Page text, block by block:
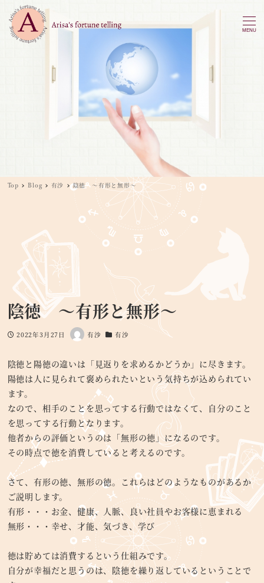
MENU
Top Blog 有沙 陰徳 ～有形と無形～
陰徳 ～有形と無形～
投稿日
2022年3月27日
著
有沙
カテゴリー
有沙
陰徳と陽徳の違いは「見返りを求めるかどうか」に尽きます。
陽徳は人に見られて褒められたいという気持ちが込められてい
ます。
なので、相手のことを思ってする行動ではなくて、自分のこと
を思ってする行動となります。
他者からの評価というのは「無形の徳」になるのです。
その時点で徳を消費していると考えるのです。
さて、有形の徳、無形の徳。これらはどのようなものがあるか
ご説明します。
有形・・・お金、健康、人脈、良い社員やお客様に恵まれる
無形・・・幸せ、才能、気づき、学び
徳は貯めては消費するという仕組みです。
自分が幸福だと思うのは、陰徳を繰り返しているということで